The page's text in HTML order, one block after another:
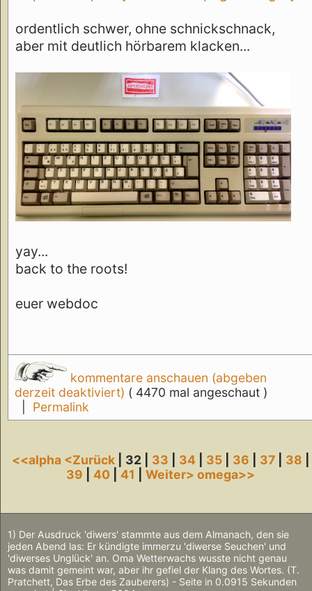
ordentlich schwer, ohne schnickschnack,
aber mit deutlich hörbarem klacken...
yay...
back to the roots!
euer webdoc
kommentare anschauen (abgeben
derzeit deaktiviert) ( 4470 mal angeschaut )
Permalink
<<alpha <Zurück | 32 | 33 34 35| 36 37| 38
39 |40 |41 |Weiter>omega>>
1) Der Ausdruck 'diwers' stammte aus dem Almanach, den sie
jeden Abend las: Er kündigte immerzu 'diwerse Seuchen' und
'diwerses Unglück' an. Oma Wetterwachs wusste nicht genau
was damit gemeint war, aber ihr gefiel der Klang des Wortes. (T.
Pratchett, Das Erbe des Zauberers) - Seite in 0.0915 Sekunden